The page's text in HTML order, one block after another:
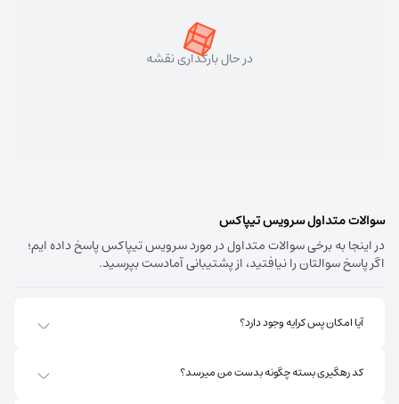
در حال بارگذاری نقشه
سوالات متداول سرویس تیپاکس
در اینجا به برخی سوالات متداول در مورد سرویس تیپاکس پاسخ داده ایم؛
اگر پاسخ سوالتان را نیافتید، از پشتیبانی آمادست بپرسید.
آیا امکان پس کرایه وجود دارد؟
کد رهگیری بسته چگونه بدست من میرسد؟